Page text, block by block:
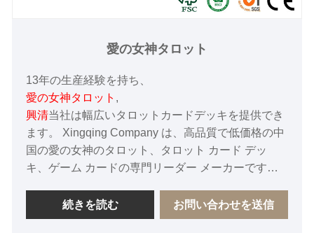
愛の女神タロット
13年の生産経験を持ち、
愛の女神タロット ,
興清当社は幅広いタロットカードデッキを提供でき
ます。 Xingqing Company は、高品質で低価格の中
国の愛の女神のタロット、タロット カード デッ
キ、ゲーム カードの専門リーダー メーカーです。
オンライン タイムリー サービスをご利用くださ
い。
続きを読む お問い合わせを送信